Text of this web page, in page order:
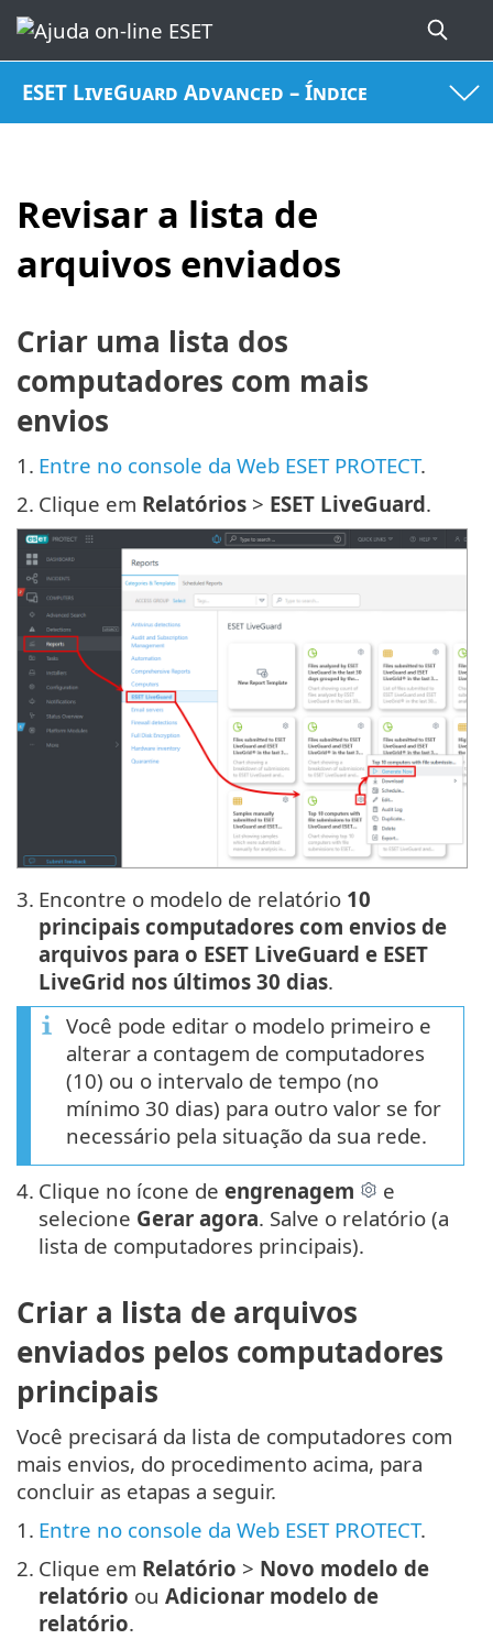
ESET LiveGuard Advanced – Índice
Revisar a lista de
arquivos enviados
Criar uma lista dos
computadores com mais
envios
1. Entre no console da Web ESET PROTECT.
2. Clique em Relatórios > ESET LiveGuard.
3. Encontre o modelo de relatório 10
principais computadores com envios de
arquivos para o ESET LiveGuard e ESET
LiveGrid nos últimos 30 dias.
Você pode editar o modelo primeiro e
alterar a contagem de computadores
(10) ou o intervalo de tempo (no
mínimo 30 dias) para outro valor se for
necessário pela situação da sua rede.
4. Clique no ícone de engrenagem
e
selecione Gerar agora. Salve o relatório (a
lista de computadores principais).
Criar a lista de arquivos
enviados pelos computadores
principais
Você precisará da lista de computadores com
mais envios, do procedimento acima, para
concluir as etapas a seguir.
1. Entre no console da Web ESET PROTECT.
2. Clique em Relatório > Novo modelo de
relatório ou Adicionar modelo de
relatório.